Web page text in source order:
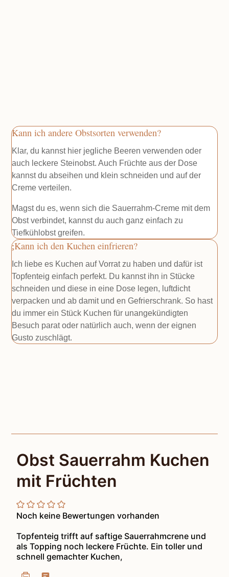
Kann ich andere Obstsorten verwenden?
Klar, du kannst hier jegliche Beeren verwenden oder
auch leckere Steinobst. Auch Früchte aus der Dose
kannst du abseihen und klein schneiden und auf der
Creme verteilen.
Magst du es, wenn sich die Sauerrahm-Creme mit dem
Obst verbindet, kannst du auch ganz einfach zu
Tiefkühlobst greifen.
Kann ich den Kuchen einfrieren?
Ich liebe es Kuchen auf Vorrat zu haben und dafür ist
Topfenteig einfach perfekt. Du kannst ihn in Stücke
schneiden und diese in eine Dose legen, luftdicht
verpacken und ab damit und en Gefrierschrank. So hast
du immer ein Stück Kuchen für unangekündigten
Besuch parat oder natürlich auch, wenn der eignen
Gusto zuschlägt.
Obst Sauerrahm Kuchen
mit Früchten
Noch keine Bewertungen vorhanden
Topfenteig trifft auf saftige Sauerrahmcrene und
als Topping noch leckere Früchte. Ein toller und
schnell gemachter Kuchen,